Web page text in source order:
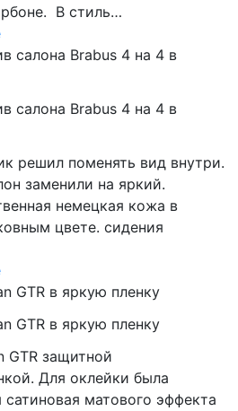
В стиль…
салона Brabus 4 на 4 в
салона Brabus 4 на 4 в
решил поменять вид внутри.
заменили на яркий.
немецкая кожа в
цвете. сидения
GTR в яркую пленку
GTR в яркую пленку
GTR защитной
Для оклейки была
сатиновая матового эффекта